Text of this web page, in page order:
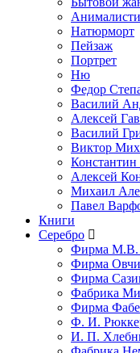
Натюрморт
Пейзаж
Портрет
Ню
Федор
Василий
Алексей
Василий
Виктор
Алексей
Михаил
Павел
Книги
Серебро
Фирма М.В.
Фирма
Фирма
Фабрика
Фирма
Ф. И.
И. П.